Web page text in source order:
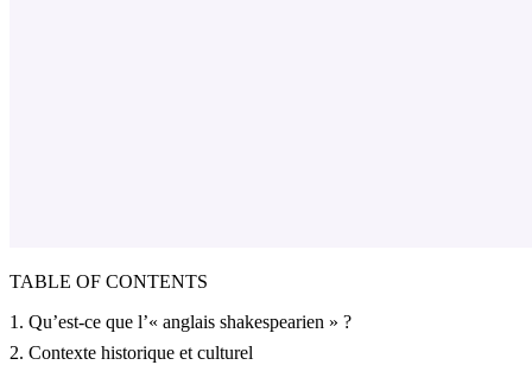
TABLE OF CONTENTS
1. Qu’est-ce que l’« anglais shakespearien » ?
2. Contexte historique et culturel